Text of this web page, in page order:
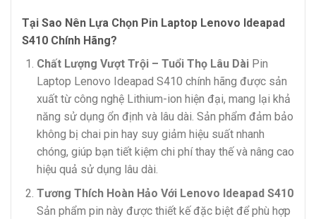
Tại Sao Nên Lựa Chọn Pin Laptop Lenovo Ideapad
S410 Chính Hãng?
Chất Lượng Vượt Trội – Tuổi Thọ Lâu DàiPin
Laptop Lenovo Ideapad S410 chính hãng được sản
xuất từ công nghệ Lithium-ion hiện đại, mang lại khả
năng sử dụng ổn định và lâu dài. Sản phẩm đảm bảo
không bị chai pin hay suy giảm hiệu suất nhanh
chóng, giúp bạn tiết kiệm chi phí thay thế và nâng cao
hiệu quả sử dụng lâu dài.
Tương Thích Hoàn Hảo Với Lenovo Ideapad S410
Sản phẩm pin này được thiết kế đặc biệt để phù hợp